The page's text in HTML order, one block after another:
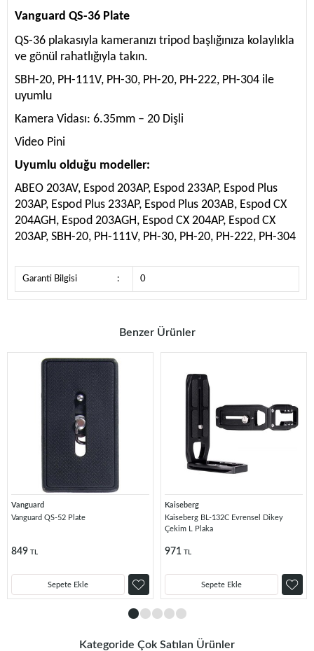
Vanguard QS-36 Plate
QS-36 plakasıyla kameranızı tripod başlığınıza kolaylıkla
ve gönül rahatlığıyla takın.
SBH-20, PH-111V, PH-30, PH-20, PH-222, PH-304 ile
uyumlu
Kamera Vidası: 6.35mm – 20 Dişli
Video Pini
Uyumlu olduğu modeller:
ABEO 203AV, Espod 203AP, Espod 233AP, Espod Plus
203AP, Espod Plus 233AP, Espod Plus 203AB, Espod CX
204AGH, Espod 203AGH, Espod CX 204AP, Espod CX
203AP, SBH-20, PH-111V, PH-30, PH-20, PH-222, PH-304
Garanti Bilgisi : 0
Benzer Ürünler
Vanguard
Vanguard QS-52 Plate
849 TL
Sepete Ekle
Kaiseberg
Kaiseberg BL-132C Evrensel Dikey
Çekim L Plaka
971 TL
Sepete Ekle
Kategoride Çok Satılan Ürünler